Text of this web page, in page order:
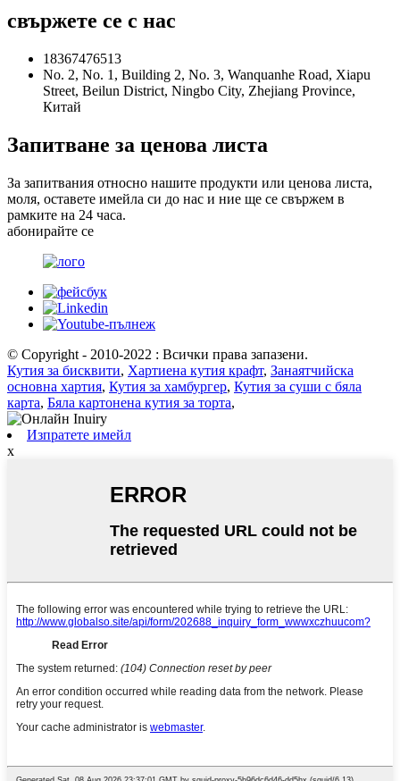
свържете се с нас
18367476513
No. 2, No. 1, Building 2, No. 3, Wanquanhe Road, Xiapu
Street, Beilun District, Ningbo City, Zhejiang Province,
Китай
Запитване за ценова листа
За запитвания относно нашите продукти или ценова листа,
моля, оставете имейла си до нас и ние ще се свържем в
рамките на 24 часа.
абонирайте се
© Copyright - 2010-2022 : Всички права запазени.
Кутия за бисквити, Хартиена кутия крафт, Занаятчийска
основна хартия, Кутия за хамбургер, Кутия за суши с бяла
карта, Бяла картонена кутия за торта,
Изпратете имейл
x